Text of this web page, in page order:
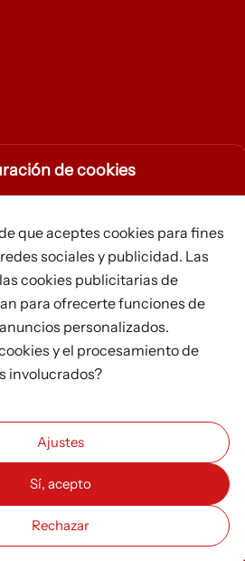
Les Torrenteres
de cookies
que aceptes cookies para fines
sociales y publicidad. Las
cookies publicitarias de
para ofrecerte funciones de
personalizados.
y el procesamiento de
involucrados?